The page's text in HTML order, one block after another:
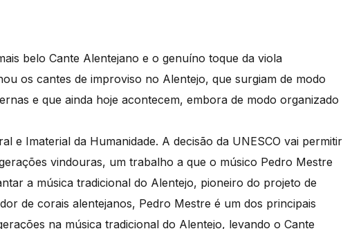
belo Cante Alentejano e o genuíno toque da viola
os cantes de improviso no Alentejo, que surgiam de modo
e que ainda hoje acontecem, embora de modo organizado
e Imaterial da Humanidade. A decisão da UNESCO vai permitir
vindouras, um trabalho a que o músico Pedro Mestre
a música tradicional do Alentejo, pioneiro do projeto de
de corais alentejanos, Pedro Mestre é um dos principais
na música tradicional do Alentejo, levando o Cante